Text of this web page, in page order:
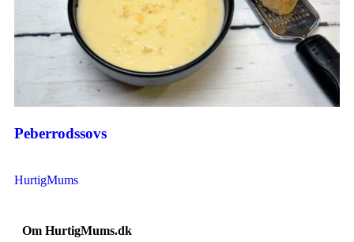
Peberrodssovs
HurtigMums
Om HurtigMums.dk